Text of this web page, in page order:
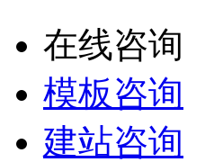
在线咨询
模板咨询
建站咨询